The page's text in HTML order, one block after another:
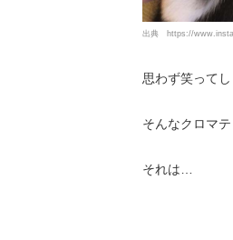
出典 https://
思わず笑って
そんなクロマ
それは…